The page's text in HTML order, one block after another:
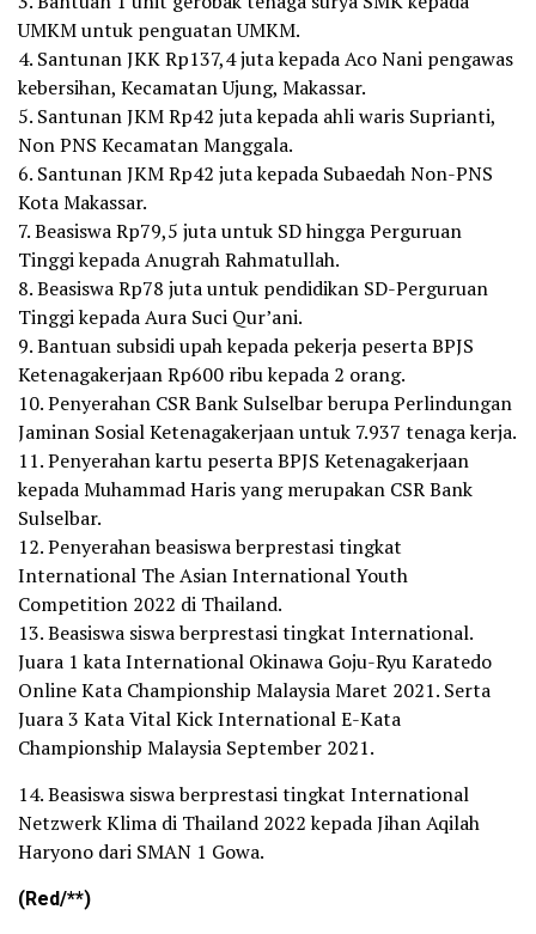
UMKM untuk penguatan UMKM.
4. Santunan JKK Rp137,4 juta kepada Aco Nani pengawas
kebersihan, Kecamatan Ujung, Makassar.
5. Santunan JKM Rp42 juta kepada ahli waris Suprianti,
Non PNS Kecamatan Manggala.
6. Santunan JKM Rp42 juta kepada Subaedah Non-PNS
Kota Makassar.
7. Beasiswa Rp79,5 juta untuk SD hingga Perguruan
Tinggi kepada Anugrah Rahmatullah.
8. Beasiswa Rp78 juta untuk pendidikan SD-Perguruan
Tinggi kepada Aura Suci Qur’ani.
9. Bantuan subsidi upah kepada pekerja peserta BPJS
Ketenagakerjaan Rp600 ribu kepada 2 orang.
10. Penyerahan CSR Bank Sulselbar berupa Perlindungan
Jaminan Sosial Ketenagakerjaan untuk 7.937 tenaga kerja.
11. Penyerahan kartu peserta BPJS Ketenagakerjaan
kepada Muhammad Haris yang merupakan CSR Bank
Sulselbar.
12. Penyerahan beasiswa berprestasi tingkat
International The Asian International Youth
Competition 2022 di Thailand.
13. Beasiswa siswa berprestasi tingkat International.
Juara 1 kata International Okinawa Goju-Ryu Karatedo
Online Kata Championship Malaysia Maret 2021. Serta
Juara 3 Kata Vital Kick International E-Kata
Championship Malaysia September 2021.
14. Beasiswa siswa berprestasi tingkat International
Netzwerk Klima di Thailand 2022 kepada Jihan Aqilah
Haryono dari SMAN 1 Gowa.
(Red/**)